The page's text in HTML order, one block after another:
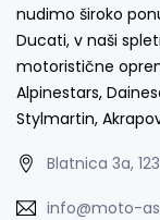
nudimo široko
Ducati, v naši
motoristične
Alpinestars,
Stylmartin,
Blatnica 3a,
info@moto-